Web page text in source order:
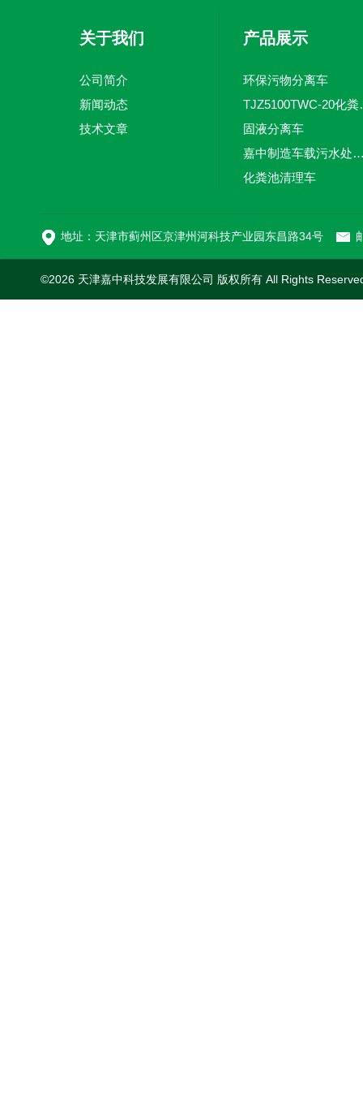
关于我们
公司简介
新闻动态
技术文章
产品展示
环保污物分离车
固液分离车
嘉中制造车载污水处理设备-环
化粪池清理车
地址：天津市蓟州区京津州河科技产业园东昌路34号
©2026 天津嘉中科技发展有限公司 版权所有 All Rights